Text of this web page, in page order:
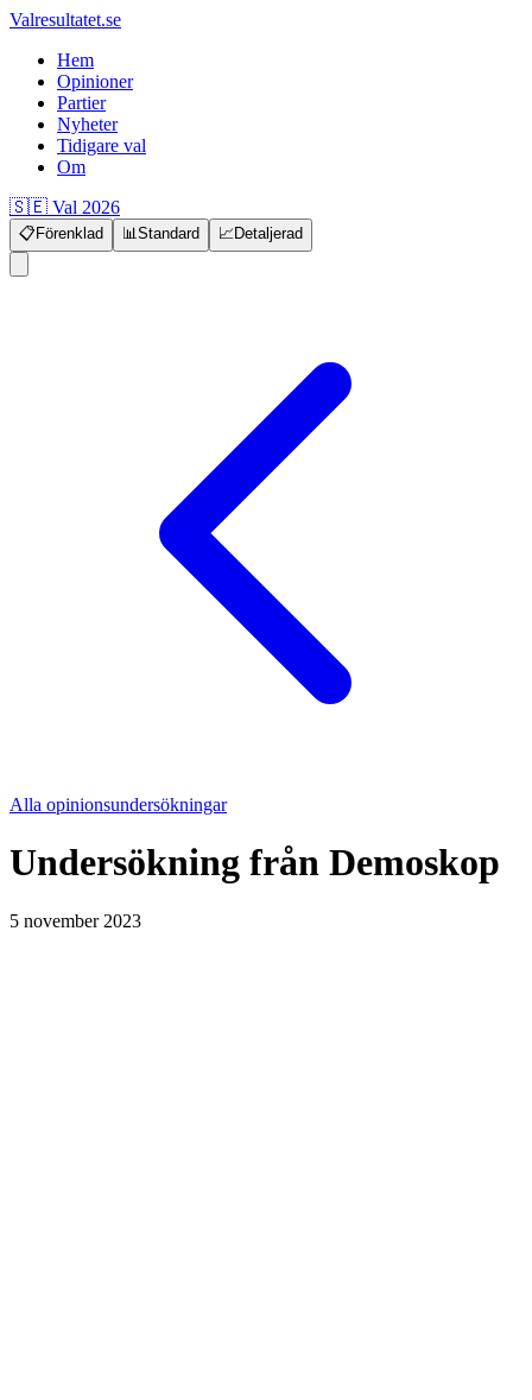
Valresultatet.se
Hem
Opinioner
Partier
Nyheter
Tidigare val
Om
🇸🇪 Val 2026
📋 Förenklad 📊Standard 📈Detaljerad
Alla opinionsundersökningar
Undersökning från Demoskop
5 november 2023